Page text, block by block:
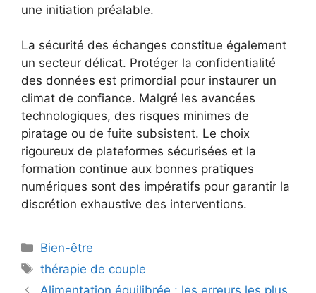
une initiation préalable.
La sécurité des échanges constitue également
un secteur délicat. Protéger la confidentialité
des données est primordial pour instaurer un
climat de confiance. Malgré les avancées
technologiques, des risques minimes de
piratage ou de fuite subsistent. Le choix
rigoureux de plateformes sécurisées et la
formation continue aux bonnes pratiques
numériques sont des impératifs pour garantir la
discrétion exhaustive des interventions.
Catégories
Bien-être
Étiquettes
thérapie de couple